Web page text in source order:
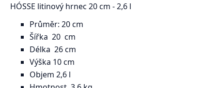
HÓSSE litinový hrnec 20 cm - 2,6 l
Průměr: 20 cm
Šířka 20 cm
Délka 26 cm
Výška 10 cm
Objem 2,6 l